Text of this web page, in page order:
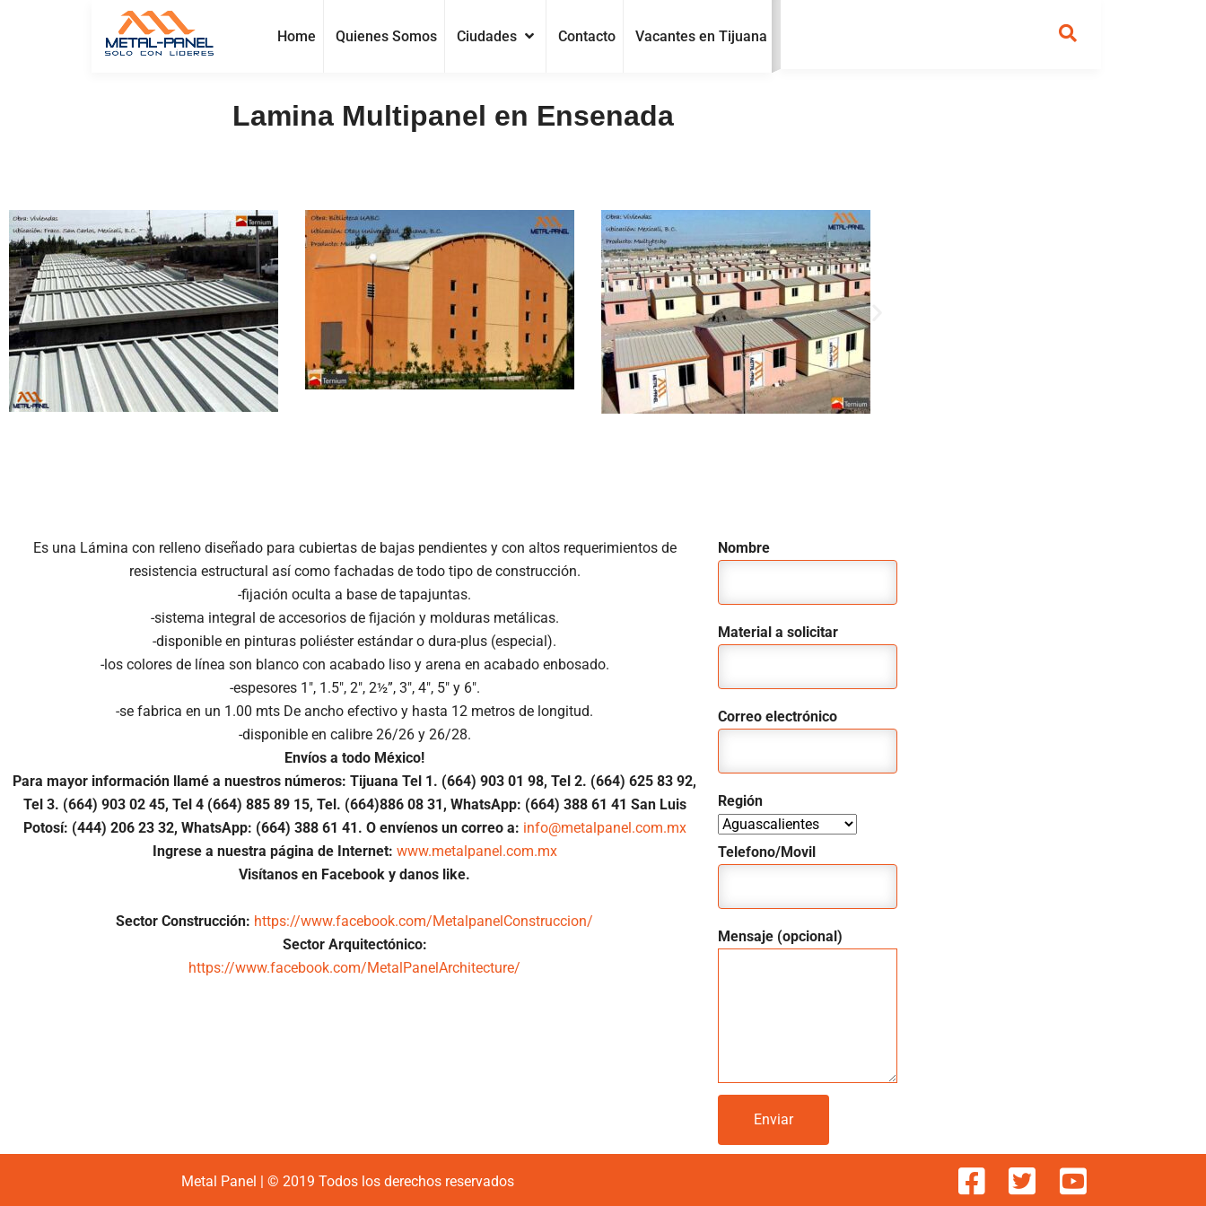
Home Quienes Somos Ciudades Contacto Vacantes en Tijuana
Lamina Multipanel en Ensenada
Es una Lámina con relleno diseñado para cubiertas de bajas pendientes y con altos requerimientos de
resistencia estructural así como fachadas de todo tipo de construcción.
-fijación oculta a base de tapajuntas.
-sistema integral de accesorios de fijación y molduras metálicas.
-disponible en pinturas poliéster estándar o dura-plus (especial).
-los colores de línea son blanco con acabado liso y arena en acabado enbosado.
-espesores 1″, 1.5″, 2″, 2½”, 3″, 4″, 5″ y 6″.
-se fabrica en un 1.00 mts De ancho efectivo y hasta 12 metros de longitud.
-disponible en calibre 26/26 y 26/28.
Envíos a todo México!
Para mayor información llamé a nuestros números: Tijuana Tel 1. (664) 903 01 98, Tel 2. (664) 625 83 92,
Tel 3. (664) 903 02 45, Tel 4 (664) 885 89 15, Tel. (664)886 08 31, WhatsApp: (664) 388 61 41 San Luis
Potosí: (444) 206 23 32, WhatsApp: (664) 388 61 41. O envíenos un correo a: info@metalpanel.com.mx
Ingrese a nuestra página de Internet: www.metalpanel.com.mx
Visítanos en Facebook y danos like.
Sector Construcción: https://www.facebook.com/MetalpanelConstruccion/
Sector Arquitectónico:
https://www.facebook.com/MetalPanelArchitecture/
Nombre
Material a solicitar
Correo electrónico
Región
Telefono/Movil
Mensaje (opcional)
Metal Panel | © 2019 Todos los derechos reservados